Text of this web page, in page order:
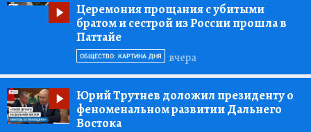
Церемония прощания с убитыми
братом и сестрой из России прошла в
Паттайе
вчера
ОБЩЕСТВО: КАРТИНА ДНЯ
Юрий Трутнев доложил президенту о
феноменальном развитии Дальнего
Востока